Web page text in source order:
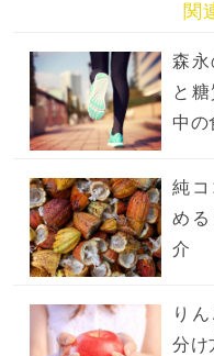
関
森
と
中の
純
め
介
り
分け